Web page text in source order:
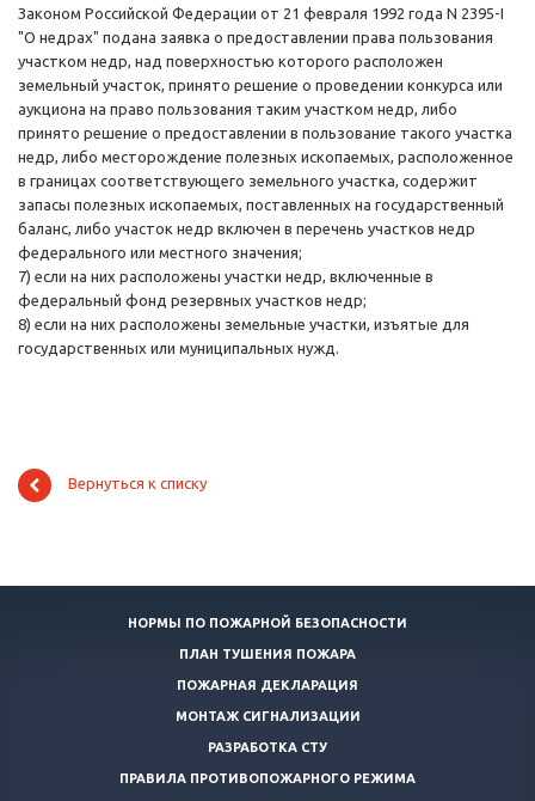
Законом Российской Федерации от 21 февраля 1992 года N 2395-I
"О недрах" подана заявка о предоставлении права пользования
участком недр, над поверхностью которого расположен
земельный участок, принято решение о проведении конкурса или
аукциона на право пользования таким участком недр, либо
принято решение о предоставлении в пользование такого участка
недр, либо месторождение полезных ископаемых, расположенное
в границах соответствующего земельного участка, содержит
запасы полезных ископаемых, поставленных на государственный
баланс, либо участок недр включен в перечень участков недр
федерального или местного значения;
7) если на них расположены участки недр, включенные в
федеральный фонд резервных участков недр;
8) если на них расположены земельные участки, изъятые для
государственных или муниципальных нужд.
Вернуться к списку
НОРМЫ ПО ПОЖАРНОЙ БЕЗОПАСНОСТИ
ПЛАН ТУШЕНИЯ ПОЖАРА
ПОЖАРНАЯ ДЕКЛАРАЦИЯ
МОНТАЖ СИГНАЛИЗАЦИИ
РАЗРАБОТКА СТУ
ПРАВИЛА ПРОТИВОПОЖАРНОГО РЕЖИМА